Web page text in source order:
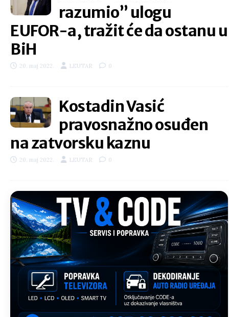
razumio” ulogu
EUFOR-a, tražit će da ostanu u
BiH
20. maj 2022. LEUTAR 0
Kostadin Vasić
pravosnažno osuđen
na zatvorsku kaznu
20. maj 2022. LEUTAR 0